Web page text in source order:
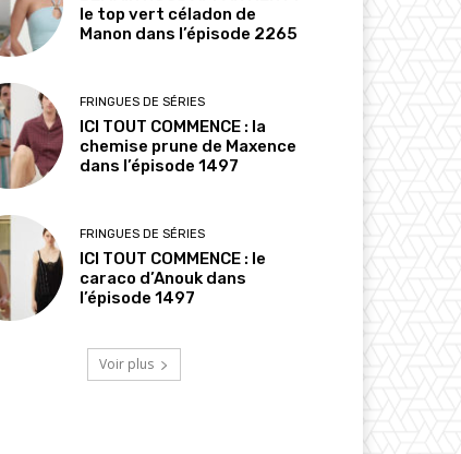
le top vert céladon de
Manon dans l’épisode 2265
FRINGUES DE SÉRIES
ICI TOUT COMMENCE : la
chemise prune de Maxence
dans l’épisode 1497
FRINGUES DE SÉRIES
ICI TOUT COMMENCE : le
caraco d’Anouk dans
l’épisode 1497
Voir plus